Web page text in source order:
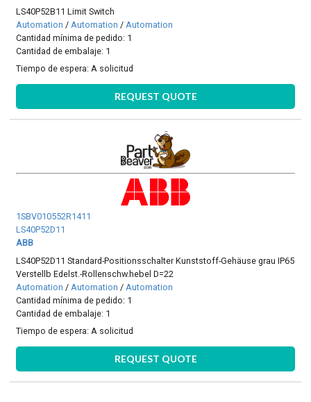
LS40P52B11 Limit Switch
Automation / Automation / Automation
Cantidad mínima de pedido: 1
Cantidad de embalaje: 1
Tiempo de espera:A solicitud
REQUEST QUOTE
1SBV010552R1411
LS40P52D11
ABB
LS40P52D11 Standard-Positionsschalter Kunststoff-Gehäuse grau IP65
Verstellb Edelst.-Rollenschw.hebel D=22
Automation / Automation / Automation
Cantidad mínima de pedido: 1
Cantidad de embalaje: 1
Tiempo de espera:A solicitud
REQUEST QUOTE